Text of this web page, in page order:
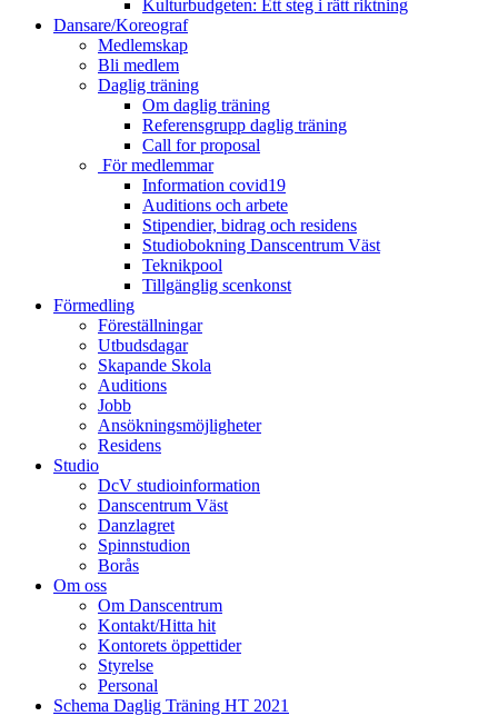
Kulturbudgeten: Ett steg i rätt riktning
Dansare/Koreograf
Medlemskap
Bli medlem
Daglig träning
Om daglig träning
Referensgrupp daglig träning
Call for proposal
För medlemmar
Information covid19
Auditions och arbete
Stipendier, bidrag och residens
Studiobokning Danscentrum Väst
Teknikpool
Tillgänglig scenkonst
Förmedling
Föreställningar
Utbudsdagar
Skapande Skola
Auditions
Jobb
Ansökningsmöjligheter
Residens
Studio
DcV studioinformation
Danscentrum Väst
Danzlagret
Spinnstudion
Borås
Om oss
Om Danscentrum
Kontakt/Hitta hit
Kontorets öppettider
Styrelse
Personal
Schema Daglig Träning HT 2021